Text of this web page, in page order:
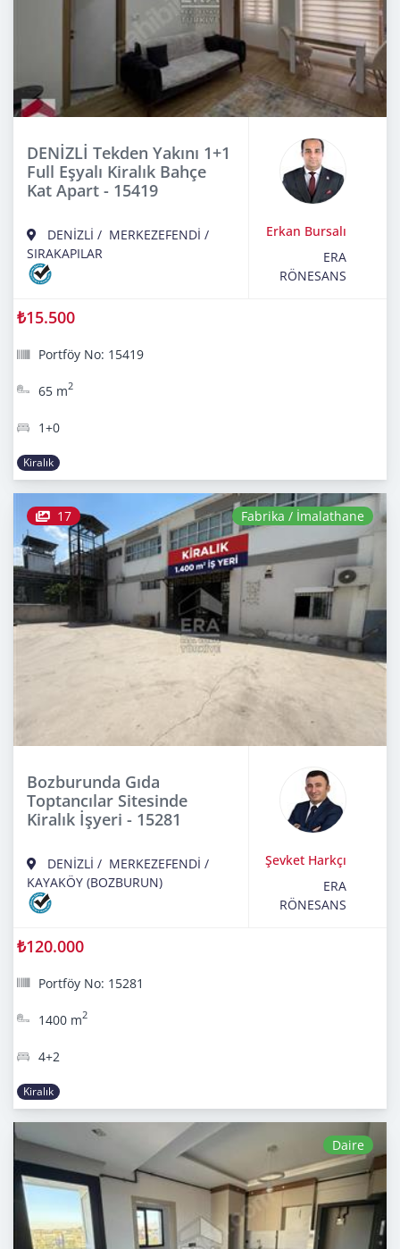
DENİZLİ Tekden Yakını 1+1
Full Eşyalı Kiralık Bahçe
Kat Apart - 15419
DENİZLİ / MERKEZEFENDİ /
SIRAKAPILAR
Erkan Bursalı
ERA
RÖNESANS
₺15.500
Portföy No: 15419
65 m2
1+0
Kiralık
17 Fabrika / İmalathane
Bozburunda Gıda
Toptancılar Sitesinde
Kiralık İşyeri - 15281
DENİZLİ / MERKEZEFENDİ /
KAYAKÖY (BOZBURUN)
Şevket Harkçı
ERA
RÖNESANS
₺120.000
Portföy No: 15281
1400 m2
4+2
Kiralık
Daire